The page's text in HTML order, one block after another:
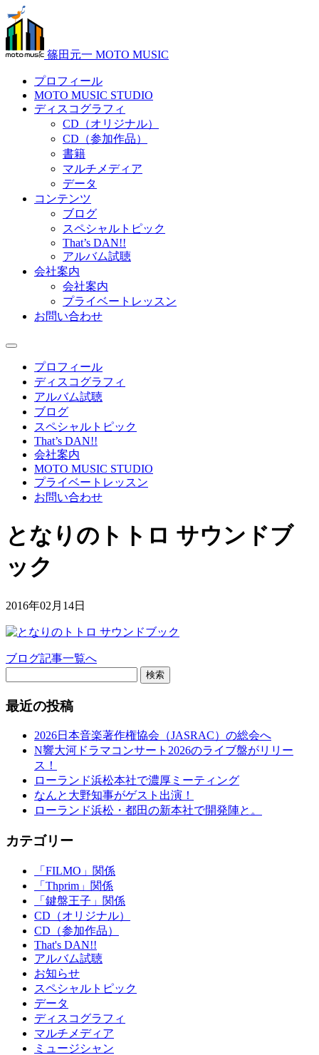
篠田元一 MOTO MUSIC
プロフィール
MOTO MUSIC STUDIO
ディスコグラフィ
CD（オリジナル）
CD（参加作品）
書籍
マルチメディア
データ
コンテンツ
ブログ
スペシャルトピック
That’s DAN!!
アルバム試聴
会社案内
会社案内
プライベートレッスン
お問い合わせ
プロフィール
ディスコグラフィ
アルバム試聴
ブログ
スペシャルトピック
That’s DAN!!
会社案内
MOTO MUSIC STUDIO
プライベートレッスン
お問い合わせ
となりのトトロ サウンドブ
ック
2016年02月14日
ブログ記事一覧へ
検索
最近の投稿
2026日本音楽著作権協会（JASRAC）の総会へ
N響大河ドラマコンサート2026のライブ盤がリリー
ス！
ローランド浜松本社で濃厚ミーティング
なんと大野知事がゲスト出演！
ローランド浜松・都田の新本社で開発陣と。
カテゴリー
「FILMO」関係
「Thprim」関係
「鍵盤王子」関係
CD（オリジナル）
CD（参加作品）
That's DAN!!
アルバム試聴
お知らせ
スペシャルトピック
データ
ディスコグラフィ
マルチメディア
ミュージシャン